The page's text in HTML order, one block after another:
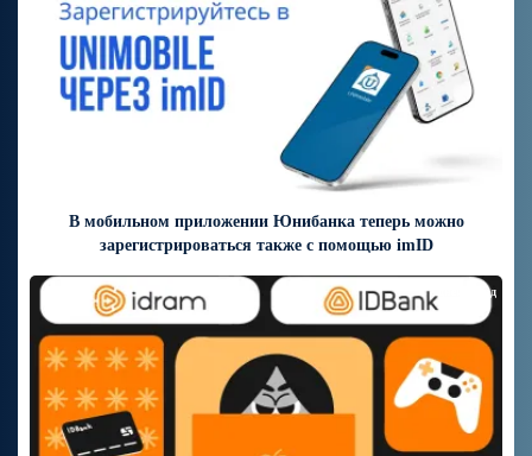
В мобильном приложении Юнибанка теперь можно
зарегистрироваться также с помощью imID
7 дней назад